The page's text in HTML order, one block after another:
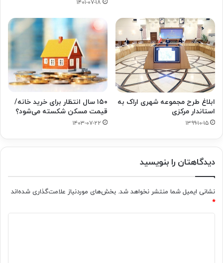
۱۴۰۱-۰۷-۱۸
ابلاغ طرح مجموعه شهری اراک به
استاندار مرکزی
۱۳۹۹-۱۰-۱۵
۱۵۰ سال انتظار برای خرید خانه/
قیمت مسکن شکسته می‌شود؟
۱۴۰۳-۰۷-۲۲
دیدگاهتان را بنویسید
نشانی ایمیل شما منتشر نخواهد شد. بخش‌های موردنیاز علامت‌گذاری شده‌اند
*